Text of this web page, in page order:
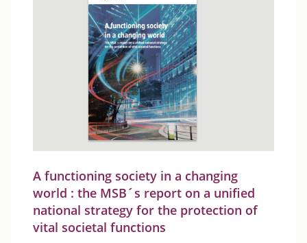
A functioning society in a changing
world : the MSB´s report on a unified
national strategy for the protection of
vital societal functions